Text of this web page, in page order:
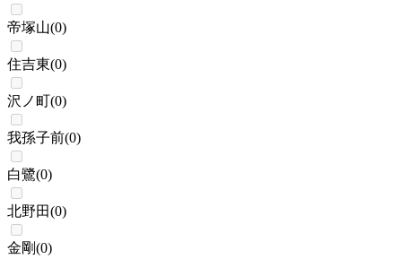
帝塚山(0)
住吉東(0)
沢ノ町(0)
我孫子前(0)
白鷺(0)
北野田(0)
金剛(0)